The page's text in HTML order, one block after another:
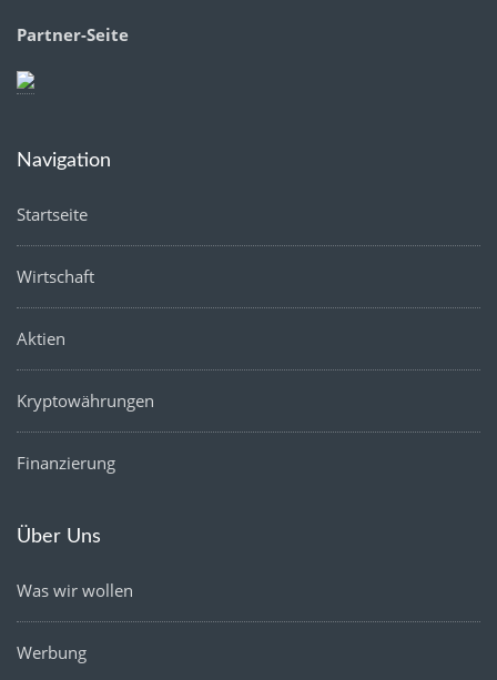
Partner-Seite
Navigation
Startseite
Wirtschaft
Aktien
Kryptowährungen
Finanzierung
Über Uns
Was wir wollen
Werbung